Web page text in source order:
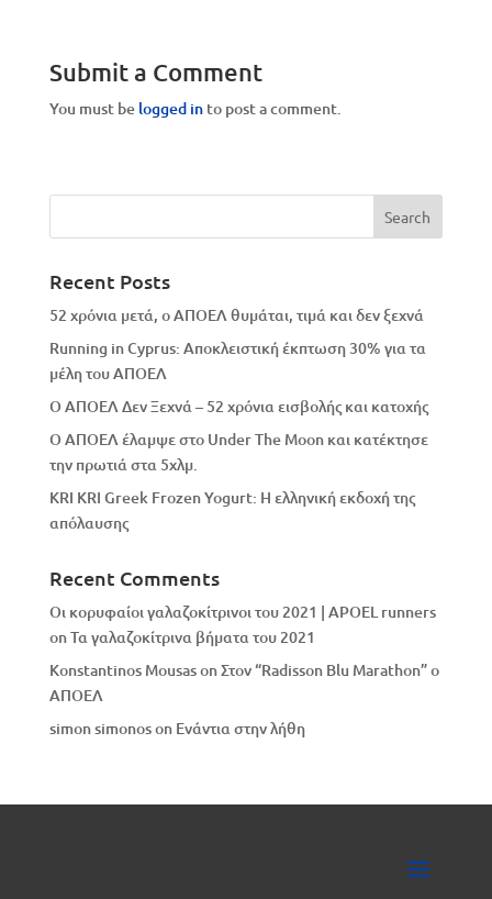
Submit a Comment
You must be logged into post a comment.
Recent Posts
52 χρόνια μετά, ο ΑΠΟΕΛ θυμάται, τιμά και δεν ξεχνά
Running in Cyprus: Αποκλειστική έκπτωση 30% για τα
μέλη του ΑΠΟΕΛ
Ο ΑΠΟΕΛ Δεν Ξεχνά – 52 χρόνια εισβολής και κατοχής
Ο ΑΠΟΕΛ έλαμψε στο Under The Moon και κατέκτησε
την πρωτιά στα 5χλμ.
KRI KRI Greek Frozen Yogurt: Η ελληνική εκδοχή της
απόλαυσης
Recent Comments
Οι κορυφαίοι γαλαζοκίτρινοι του 2021 | APOEL runners
onΤα γαλαζοκίτρινα βήματα του 2021
Konstantinos MousasonΣτον “Radisson Blu Marathon” ο
ΑΠΟΕΛ
simon simonoson Eνάντια στην λήθη